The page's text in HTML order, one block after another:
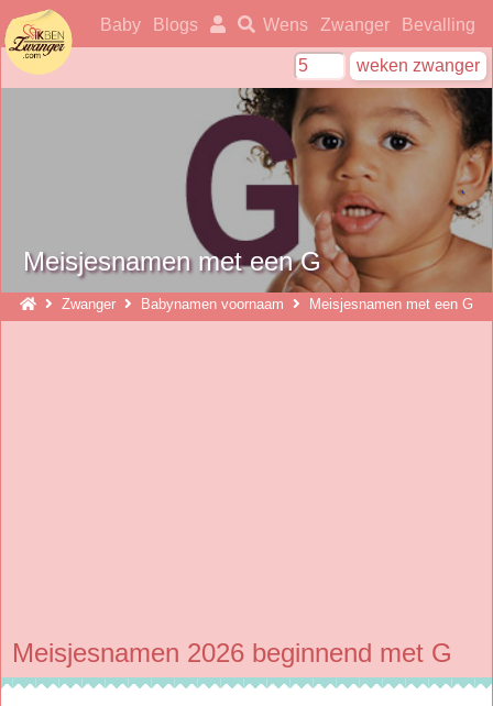
ikbenzwanger Wens Zwanger Bevalling
Baby Blogs
Meisjesnamen met een G
Zwanger Babynamen voornaam Meisjesnamen met een G
Meisjesnamen 2026 beginnend met G